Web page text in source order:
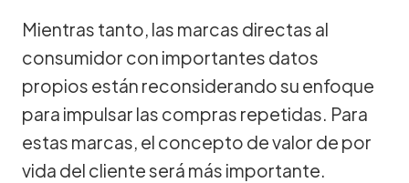
Mientras tanto, las marcas directas al
consumidor con importantes datos
propios están reconsiderando su enfoque
para impulsar las compras repetidas. Para
estas marcas, el concepto de valor de por
vida del cliente será más importante.